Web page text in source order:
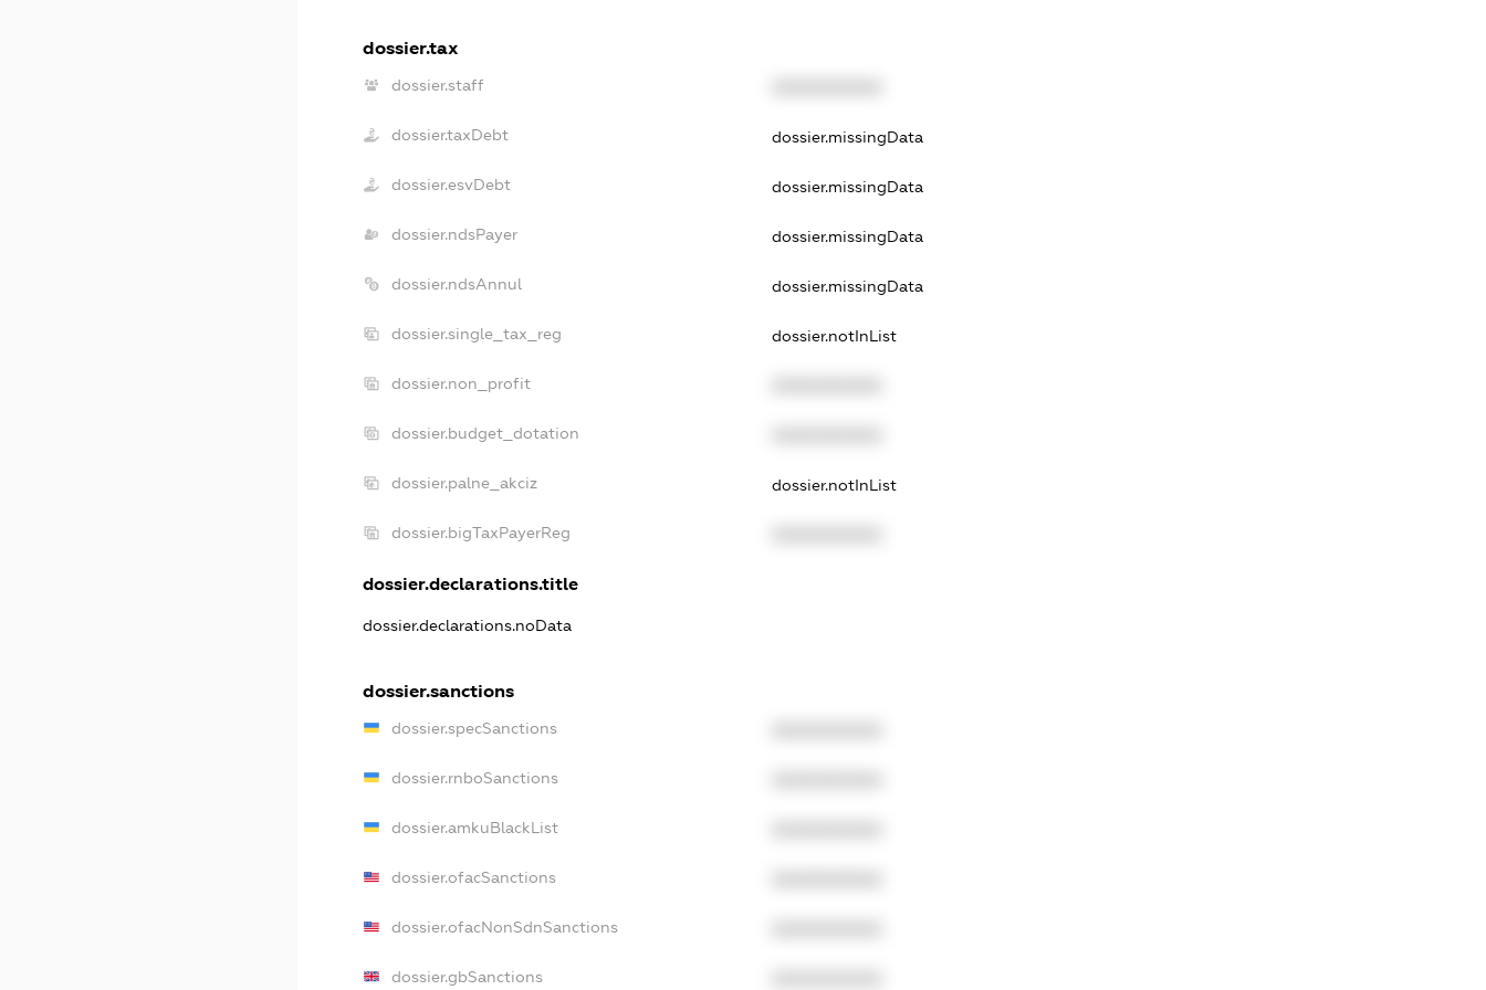
dossier.tax
dossier.staff
dossier.taxDebt dossier.missingData
dossier.esvDebt dossier.missingData
dossier.ndsPayer dossier.missingData
dossier.ndsAnnul dossier.missingData
dossier.single_tax_reg dossier.notInList
dossier.non_profit
dossier.budget_dotation
dossier.palne_akciz dossier.notInList
dossier.bigTaxPayerReg
dossier.declarations.title
dossier.declarations.noData
dossier.sanctions
dossier.specSanctions
dossier.rnboSanctions
dossier.amkuBlackList
dossier.ofacSanctions
dossier.ofacNonSdnSanctions
dossier.gbSanctions